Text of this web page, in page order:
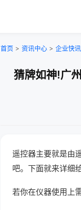
首页 > 资讯中心 > 企业快讯
猜牌如神!广
遥控器主要就是由
吧。下面就来详细
若你在仪器使用上